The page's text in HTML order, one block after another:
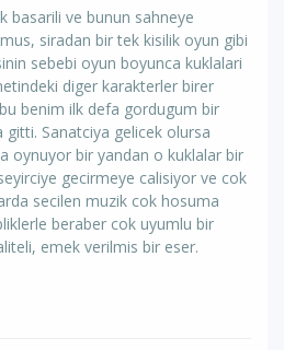
basarili ve bunun sahneye
siradan bir tek kisilik oyun gibi
sebebi oyun boyunca kuklalari
diger karakterler birer
benim ilk defa gordugum bir
Sanatciya gelicek olursa
oynuyor bir yandan o kuklalar bir
gecirmeye calisiyor ve cok
secilen muzik cok hosuma
beraber cok uyumlu bir
emek verilmis bir eser.